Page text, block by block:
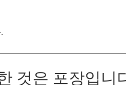
것은 포장입니